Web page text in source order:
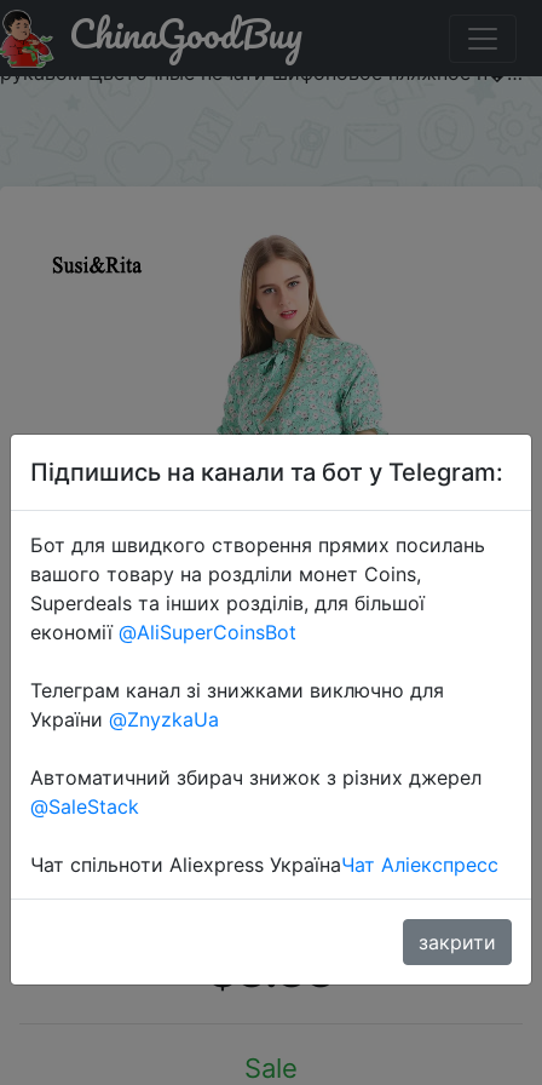
Акція на Суси и Рита Женщины Повседневная летнее
платье V-образным пляжное платье пляж с коротким
рукавом Цветочные печати шифоновое пляжное п�…
ChinaGoodBuy
2020-07-30
Повседневная летнее платье V-
образным пляжное платье пляж с
печати шифоновое пляжное п�…
$3.33
Sale
Підпишись на канали та бот у Telegram:
Бот для швидкого створення прямих посилань
вашого товару на роздліли монет Coins,
Superdeals та інших розділів, для більшої
економії @AliSuperCoinsBot
Телеграм канал зі знижками виключно для
України @ZnyzkaUa
Автоматичний збирач знижок з різних джерел
@SaleStack
Чат спільноти Aliexpress УкраїнаЧат Аліекспресс
закрити